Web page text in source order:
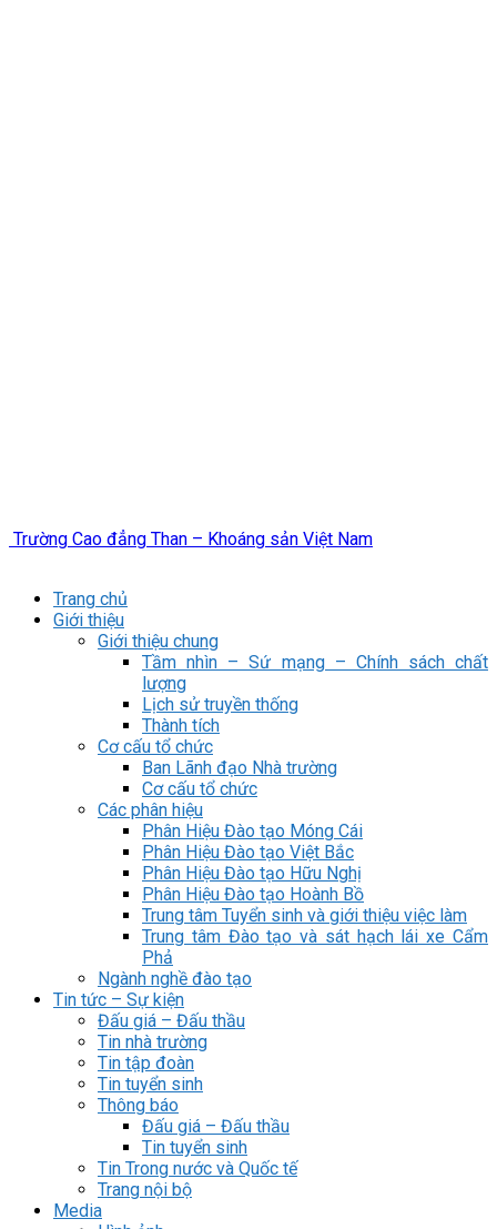
Trường Cao đẳng Than – Khoáng sản Việt Nam
Trang chủ
Giới thiệu
Giới thiệu chung
Tầm nhìn – Sứ mạng – Chính sách chất
lượng
Lịch sử truyền thống
Thành tích
Cơ cấu tổ chức
Ban Lãnh đạo Nhà trường
Cơ cấu tổ chức
Các phân hiệu
Phân Hiệu Đào tạo Móng Cái
Phân Hiệu Đào tạo Việt Bắc
Phân Hiệu Đào tạo Hữu Nghị
Phân Hiệu Đào tạo Hoành Bồ
Trung tâm Tuyển sinh và giới thiệu việc làm
Trung tâm Đào tạo và sát hạch lái xe Cẩm
Phả
Ngành nghề đào tạo
Tin tức – Sự kiện
Đấu giá – Đấu thầu
Tin nhà trường
Tin tập đoàn
Tin tuyển sinh
Thông báo
Đấu giá – Đấu thầu
Tin tuyển sinh
Tin Trong nước và Quốc tế
Trang nội bộ
Media